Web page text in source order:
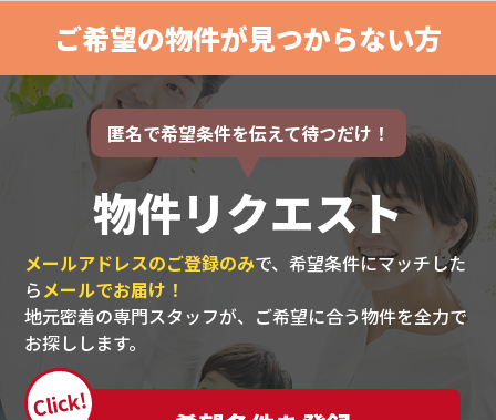
ご希望の物件が見つからない方
匿名で希望条件を伝えて待つだけ！
物件リクエスト
メールアドレスのご登録のみで、希望条件にマッチした
らメールでお届け！
地元密着の専門スタッフが、ご希望に合う物件を全力で
お探しします。
Click!